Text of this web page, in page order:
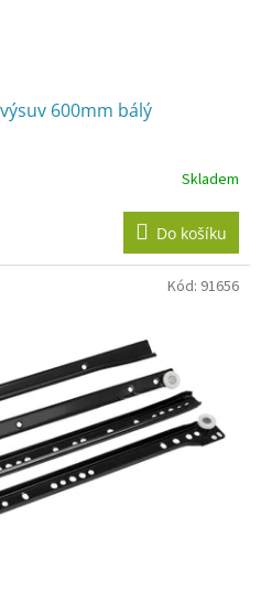
600mm bálý
Skladem
Do košíku
Kód: 91656